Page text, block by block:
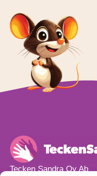
Tecken Sandra Oy Ab